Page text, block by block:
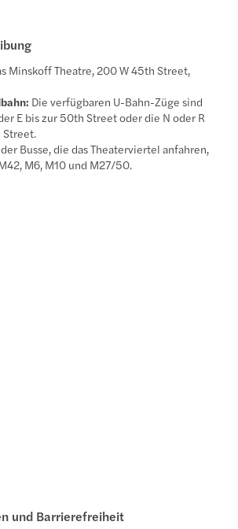
Minskoff Theatre, 200 W 45th Street,
Die verfügbaren U-Bahn-Züge sind
E bis zur 50th Street oder die N oder R
Street.
Busse, die das Theaterviertel anfahren,
M6, M10 und M27/50.
und Barrierefreiheit